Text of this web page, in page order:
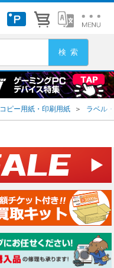
コピー用紙・印刷用紙 ＞ ラベル